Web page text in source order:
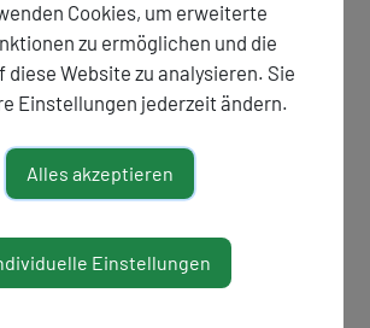
2021
Irniger Trio ft. Nils
Trio
Cookies, um erweiterte
zu ermöglichen und die
diese Website zu analysieren. Sie
Einstellungen jederzeit ändern.
Alles akzeptieren
Einstellungen